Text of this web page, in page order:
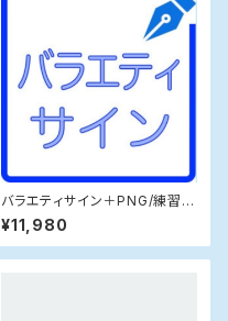
バラエティサイン＋PNG/練習帳
＋お急ぎ仕上げ
¥11,980